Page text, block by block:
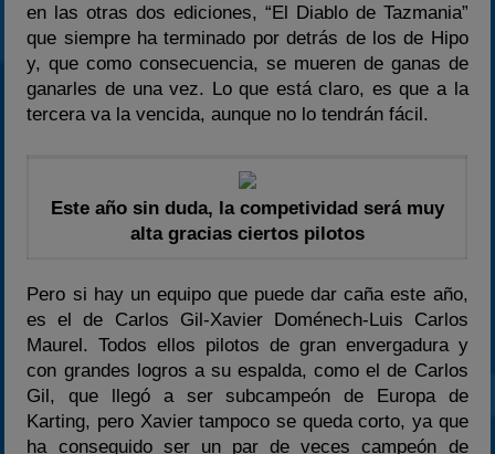
en las otras dos ediciones, “El Diablo de Tazmania”
que siempre ha terminado por detrás de los de Hipo
y, que como consecuencia, se mueren de ganas de
ganarles de una vez. Lo que está claro, es que a la
tercera va la vencida, aunque no lo tendrán fácil.
Este año sin duda, la competividad será muy
alta gracias ciertos pilotos
Pero si hay un equipo que puede dar caña este año,
es el de Carlos Gil-Xavier Doménech-Luis Carlos
Maurel. Todos ellos pilotos de gran envergadura y
con grandes logros a su espalda, como el de Carlos
Gil, que llegó a ser subcampeón de Europa de
Karting, pero Xavier tampoco se queda corto, ya que
ha conseguido ser un par de veces campeón de